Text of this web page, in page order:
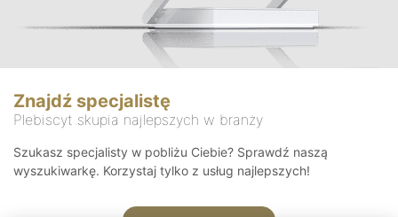
Znajdź specjalistę
Plebiscyt skupia najlepszych w branży
Szukasz specjalisty w pobliżu Ciebie? Sprawdź naszą
wyszukiwarkę. Korzystaj tylko z usług najlepszych!